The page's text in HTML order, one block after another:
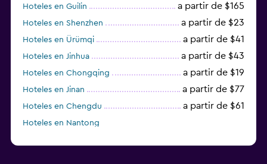
Hoteles en Guilin a partir de $165
Hoteles en Shenzhen a partir de $23
Hoteles en Ürümqi a partir de $41
Hoteles en Jinhua a partir de $43
Hoteles en Chongqing a partir de $19
Hoteles en Jinan a partir de $77
Hoteles en Chengdu a partir de $61
Hoteles en Nantong